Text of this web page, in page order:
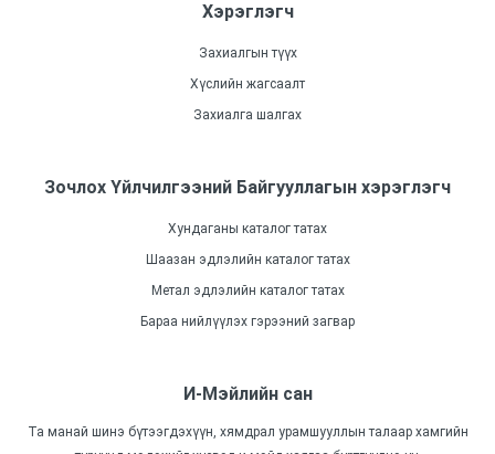
Хэрэглэгч
Захиалгын түүх
Хүслийн жагсаалт
Захиалга шалгах
Зочлох Үйлчилгээний Байгууллагын хэрэглэгч
Хундаганы каталог татах
Шаазан эдлэлийн каталог татах
Метал эдлэлийн каталог татах
Бараа нийлүүлэх гэрээний загвар
И-Мэйлийн сан
Та манай шинэ бүтээгдэхүүн, хямдрал урамшууллын талаар хамгийн